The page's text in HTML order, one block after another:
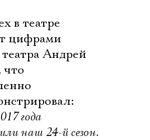
в театре
цифрами
Андрей
что
года
наш 24-й сезон.